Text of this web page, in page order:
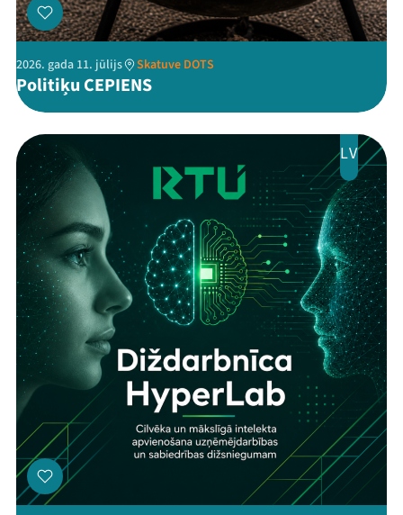
ThreadsFacebookYoutube
X Instagram
Flick TikTok
2026. gada 11. jūlijs Skatuve DOTS
Politiķu CEPIENS
LV